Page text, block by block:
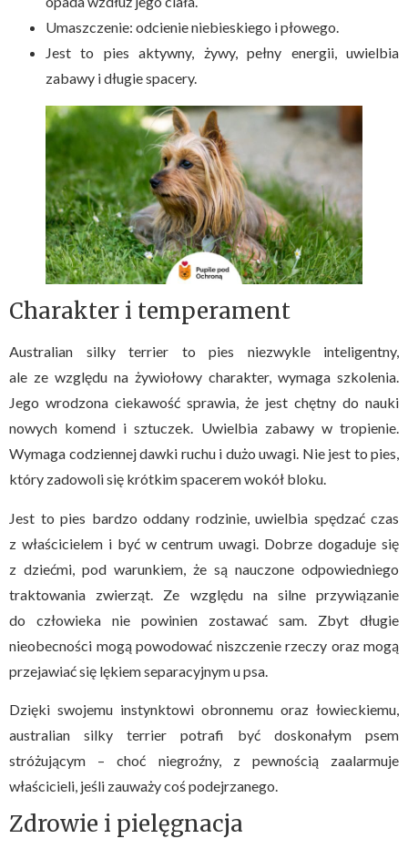
Umaszczenie: odcienie niebieskiego i płowego.
Jest to pies aktywny, żywy, pełny energii, uwielbia
zabawy i długie spacery.
Charakter i temperament
Australian silky terrier to pies niezwykle inteligentny,
ale ze względu na żywiołowy charakter, wymaga szkolenia.
Jego wrodzona ciekawość sprawia, że jest chętny do nauki
nowych komend i sztuczek. Uwielbia zabawy w tropienie.
Wymaga codziennej dawki ruchu i dużo uwagi. Nie jest to pies,
który zadowoli się krótkim spacerem wokół bloku.
Jest to pies bardzo oddany rodzinie, uwielbia spędzać czas
z właścicielem i być w centrum uwagi. Dobrze dogaduje się
z dziećmi, pod warunkiem, że są nauczone odpowiedniego
traktowania zwierząt. Ze względu na silne przywiązanie
do człowieka nie powinien zostawać sam. Zbyt długie
nieobecności mogą powodować niszczenie rzeczy oraz mogą
przejawiać się lękiem separacyjnym u psa.
Dzięki swojemu instynktowi obronnemu oraz łowieckiemu,
australian silky terrier potrafi być doskonałym psem
stróżującym – choć niegroźny, z pewnością zaalarmuje
właścicieli, jeśli zauważy coś podejrzanego.
Zdrowie i pielęgnacja